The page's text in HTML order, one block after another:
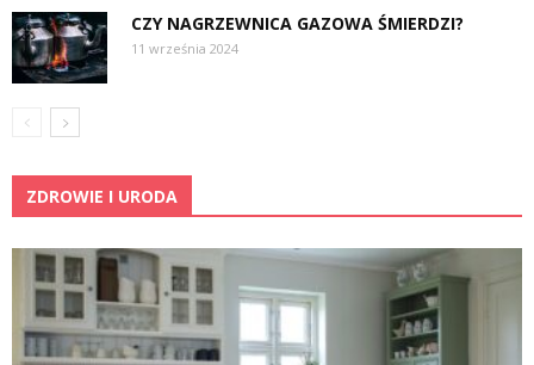
CZY NAGRZEWNICA GAZOWA ŚMIERDZI?
11 września 2024
ZDROWIE I URODA